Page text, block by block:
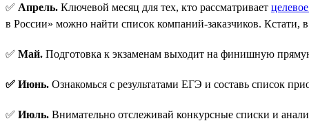
✅ Апрель. Ключевой месяц для тех, кто рассматривает
в России» можно найти список компаний-заказчиков. Кстати,
✅ Май. Подготовка к экзаменам выходит на финишную
✅ Июнь. Ознакомься с результатами ЕГЭ и составь список
✅ Июль. Внимательно отслеживай конкурсные списки и